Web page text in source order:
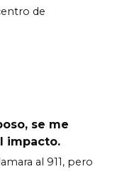
de
se me
impacto.
al 911, pero